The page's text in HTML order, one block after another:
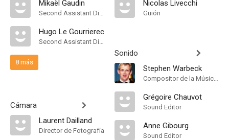
Mikaël Gaudin
Second Assistant Director
Hugo Le Gourrierec
Second Assistant Director
8 más
Cámara
Laurent Dailland
Director de Fotografía
Nicolas Livecchi
Guión
Sonido
Stephen Warbeck
Compositor de la Música Original
Grégoire Chauvot
Sound Editor
Anne Gibourg
Sound Editor